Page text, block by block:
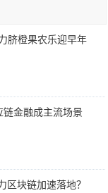
脐橙果农乐迎早年
金融成主流场景
区块链加速落地？